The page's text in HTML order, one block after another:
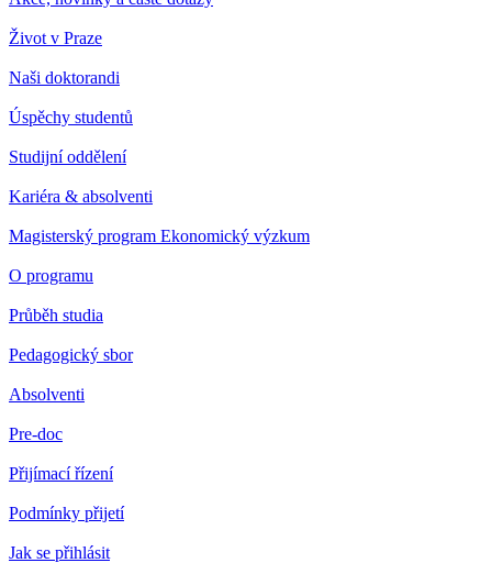
Život v Praze
Naši doktorandi
Úspěchy studentů
Studijní oddělení
Kariéra & absolventi
Magisterský program Ekonomický výzkum
O programu
Průběh studia
Pedagogický sbor
Absolventi
Pre-doc
Přijímací řízení
Podmínky přijetí
Jak se přihlásit